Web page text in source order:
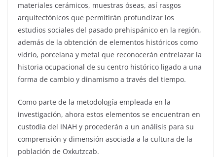
materiales cerámicos, muestras óseas, así rasgos
arquitectónicos que permitirán profundizar los
estudios sociales del pasado prehispánico en la región,
además de la obtención de elementos históricos como
vidrio, porcelana y metal que reconocerán entrelazar la
historia ocupacional de su centro histórico ligado a una
forma de cambio y dinamismo a través del tiempo.
Como parte de la metodología empleada en la
investigación, ahora estos elementos se encuentran en
custodia del INAH y procederán a un análisis para su
comprensión y dimensión asociada a la cultura de la
población de Oxkutzcab.